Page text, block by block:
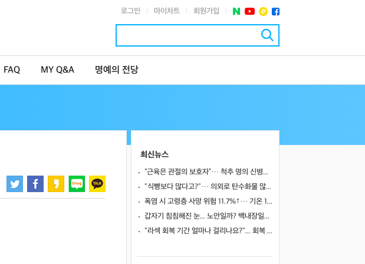
로그인 마이차트 회원가입
FAQ MY Q&A 명예의 전당
최신뉴스
“근육은 관절의 보호자”… 척추 명의 신병준 교수가 말하는 하체 근육의 힘 [평생운동연구소]
"식빵보다 많다고?"… 의외로 탄수화물 많은 식품 4
폭염 시 고령층 사망 위험 11.7%↑… 기온 1도 오를 때마다 위험 높아져
갑자기 침침해진 눈... 노안일까? 백내장일까?
"라섹 회복 기간 얼마나 걸리나요?"... 회복 과정과 일상 복귀 시점